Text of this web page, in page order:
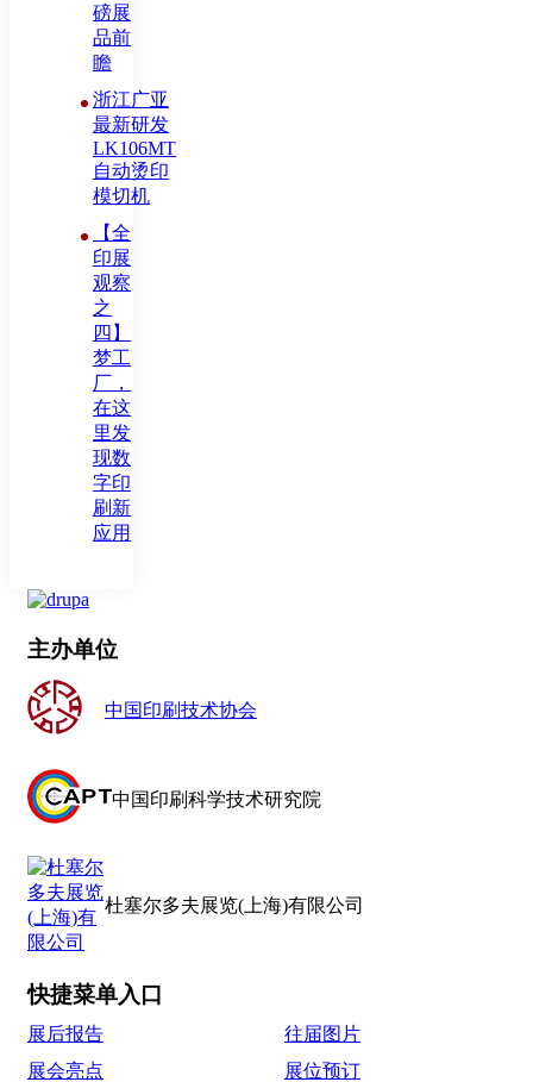
磅展
品前
瞻
浙江广亚
最新研发
LK106MT
自动烫印
模切机
【全
印展
观察
之
四】
梦工
厂，
在这
里发
现数
字印
刷新
应用
主办单位
中国印刷技术协会
中国印刷科学技术研究院
杜塞尔多夫展览(上海)有限公司
快捷菜单入口
展后报告
往届图片
展会亮点
展位预订